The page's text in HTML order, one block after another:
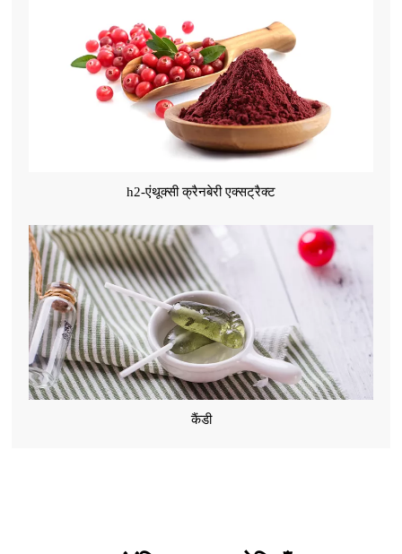
h2-एंथूक्सी क्रैनबेरी एक्सट्रैक्ट
कैंडी